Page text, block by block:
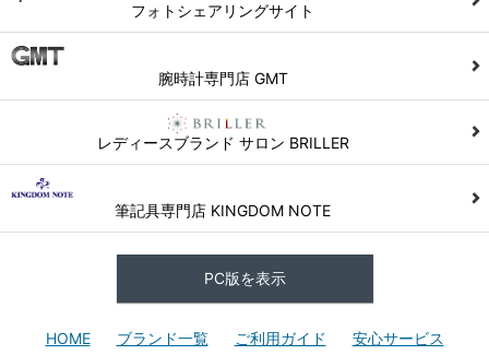
フォトシェアリングサイト
腕時計専門店 GMT
レディースブランド サロン BRILLER
筆記具専門店 KINGDOM NOTE
PC版を表示
HOME ブランド一覧 ご利用ガイド 安心サービス